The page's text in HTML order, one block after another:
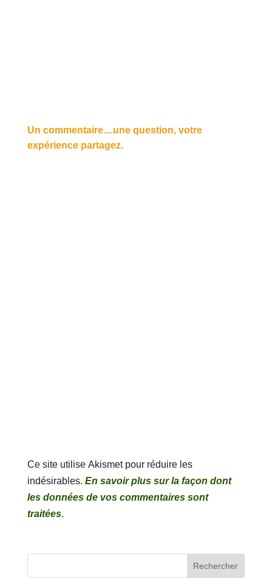
Un commentaire....une question, votre
expérience partagez.
Ce site utilise Akismet pour réduire les
indésirables. En savoir plus sur la façon dont
les données de vos commentaires sont
traitées.